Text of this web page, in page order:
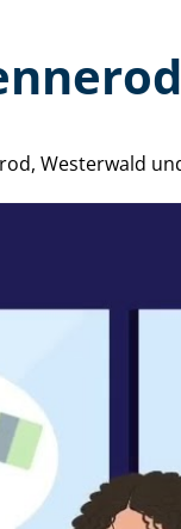
Westerwald